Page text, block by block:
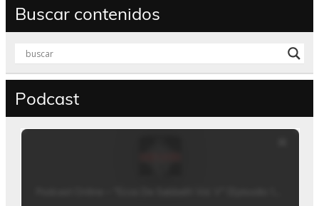
Buscar contenidos
Podcast